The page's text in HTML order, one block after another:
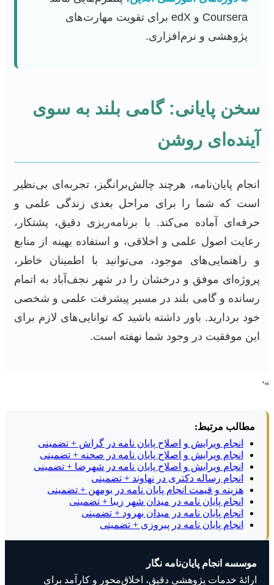
Coursera و edX برای تقویت مهارت‌های
پژوهشی و نرم‌افزاری.
سخن پایانی: گامی بلند به سوی
آینده‌ای روشن
انجام پایان‌نامه، هرچند چالش‌برانگیز، تجربه‌ای بی‌نظیر
است که شما را برای مراحل بعدی زندگی علمی و
حرفه‌ای آماده می‌کند. با برنامه‌ریزی دقیق، پشتکار،
رعایت اصول علمی و اخلاقی، و استفاده بهینه از منابع
و راهنمایی‌های موجود، می‌توانید با اطمینان خاطر،
پروژه‌ای موفق و درخشان را در شهر نجف‌آباد به اتمام
رسانده و گامی بلند در مسیر پیشرفت علمی و شخصی
خود بردارید. باور داشته باشید که توانایی‌های لازم برای
این موفقیت در وجود شما نهفته است.
“`
مطالب مرتبط:
انجام ویرایش و اصلاح پایان نامه در گراش + تضمینی
انجام ویرایش و اصلاح پایان نامه در صحنه + تضمینی
انجام ویرایش و اصلاح پایان نامه در شهرضا + تضمینی
انجام رساله دکتری در نهاوند + تضمینی
هزینه و قیمت انجام پایان نامه در بومهن + تضمینی
انجام پایان نامه در میدان شهر زیبا + تضمینی
انجام پایان نامه در میدان بهرود + تضمینی
انجام پایان نامه در پیروزی + تضمینی
موسسه انجام پایان‌نامه نگار
ارائهٔ خدمات پژوهشی دقیق، اخلاق‌محور و کارآمد برای